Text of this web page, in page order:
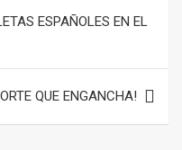
ESPAÑOLES EN EL
QUE ENGANCHA!